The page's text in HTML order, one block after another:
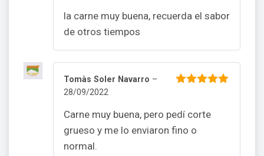
la carne muy buena, recuerda el sabor
de otros tiempos
Tomàs Soler Navarro –
28/09/2022
Carne muy buena, pero pedí corte
grueso y me lo enviaron fino o
normal.